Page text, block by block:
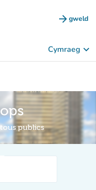
arrow_forward gweld
(tab
Cymraeg keyboard_arrow_down
publics